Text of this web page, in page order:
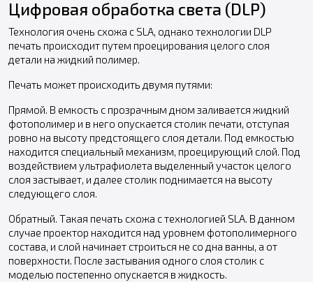
Цифровая обработка света (DLP)
Технология очень схожа с SLA, однако технологии DLP
печать происходит путем проецирования целого слоя
детали на жидкий полимер.
Печать может происходить двумя путями:
Прямой. В емкость с прозрачным дном заливается жидкий
фотополимер и в него опускается столик печати, отступая
ровно на высоту предстоящего слоя детали. Под емкостью
находится специальный механизм, проецирующий слой. Под
воздействием ультрафиолета выделенный участок целого
слоя застывает, и далее столик поднимается на высоту
следующего слоя.
Обратный. Такая печать схожа с технологией SLA. В данном
случае проектор находится над уровнем фотополимерного
состава, и слой начинает строиться не со дна ванны, а от
поверхности. После застывания одного слоя столик с
моделью постепенно опускается в жидкость.